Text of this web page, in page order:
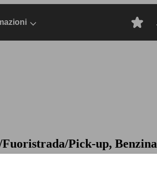
Fuoristrada/Pick-up, Benzina